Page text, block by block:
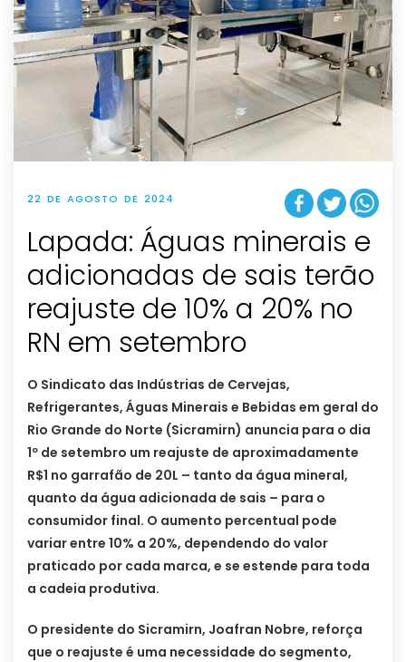
22 DE AGOSTO DE 2024
Lapada: Águas minerais e
adicionadas de sais terão
reajuste de 10% a 20% no
RN em setembro
O Sindicato das Indústrias de Cervejas,
Refrigerantes, Águas Minerais e Bebidas em geral do
Rio Grande do Norte (Sicramirn) anuncia para o dia
1º de setembro um reajuste de aproximadamente
R$1 no garrafão de 20L – tanto da água mineral,
quanto da água adicionada de sais – para o
consumidor final. O aumento percentual pode
variar entre 10% a 20%, dependendo do valor
praticado por cada marca, e se estende para toda
a cadeia produtiva.
O presidente do Sicramirn, Joafran Nobre, reforça
que o reajuste é uma necessidade do segmento,